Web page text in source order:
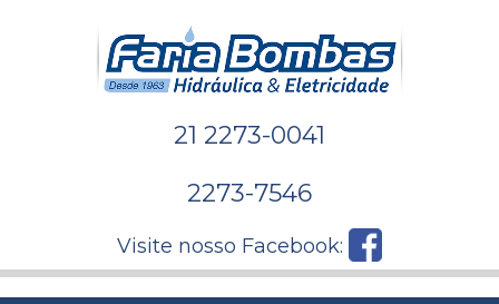
21 2273-0041
2273-7546
Visite nosso Facebook: